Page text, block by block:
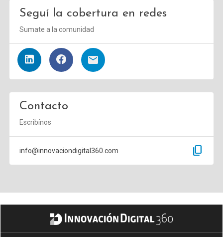
Seguí la cobertura en redes
Sumate a la comunidad
Contacto
Escribínos
info@innovaciondigital360.com content_copy